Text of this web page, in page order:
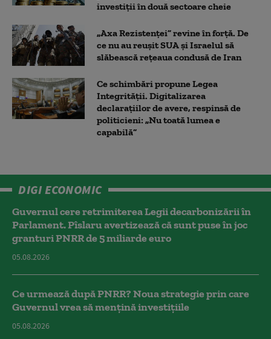
investiții în două sectoare cheie
„Axa Rezistenței” revine în forță. De
ce nu au reușit SUA și Israelul să
slăbească rețeaua condusă de Iran
Ce schimbări propune Legea
Integrității. Digitalizarea
declarațiilor de avere, respinsă de
politicieni: „Nu toată lumea e
capabilă”
DIGI ECONOMIC
Guvernul cere retrimiterea Legii decarbonizării în
Parlament. Pîslaru avertizează că sunt puse în joc
granturi PNRR de 5 miliarde euro
05.08.2026
Ce urmează după PNRR? Noua strategie prin care
Guvernul vrea să mențină investițiile
05.08.2026